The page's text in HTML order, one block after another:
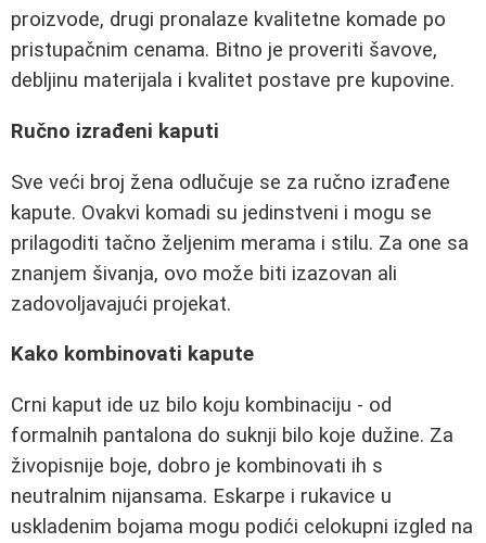
proizvode, drugi pronalaze kvalitetne komade po
pristupačnim cenama. Bitno je proveriti šavove,
debljinu materijala i kvalitet postave pre kupovine.
Ručno izrađeni kaputi
Sve veći broj žena odlučuje se za ručno izrađene
kapute. Ovakvi komadi su jedinstveni i mogu se
prilagoditi tačno željenim merama i stilu. Za one sa
znanjem šivanja, ovo može biti izazovan ali
zadovoljavajući projekat.
Kako kombinovati kapute
Crni kaput ide uz bilo koju kombinaciju - od
formalnih pantalona do suknji bilo koje dužine. Za
živopisnije boje, dobro je kombinovati ih s
neutralnim nijansama. Eskarpe i rukavice u
uskladenim bojama mogu podići celokupni izgled na